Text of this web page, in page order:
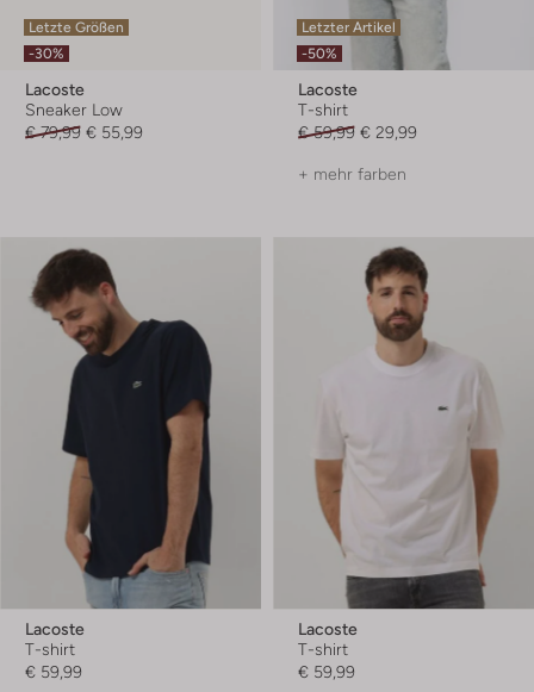
Letzte Größen
-30%
Lacoste
Sneaker Low
€ 79,99 € 55,99
Letzter Artikel
-50%
Lacoste
T-shirt
€ 59,99 € 29,99
+ mehr farben
Lacoste
T-shirt
€ 59,99
Lacoste
T-shirt
€ 59,99